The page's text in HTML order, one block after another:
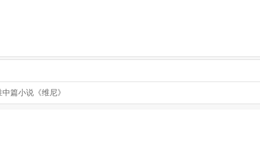
篇小说《维尼》